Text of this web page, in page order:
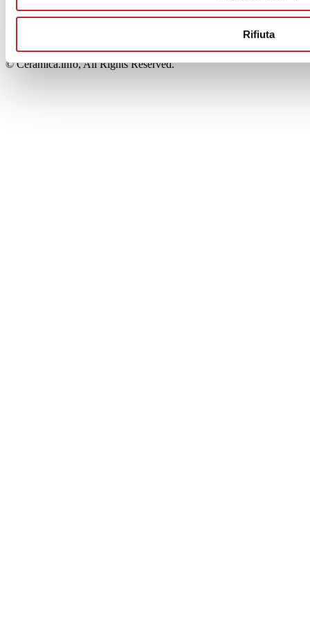
Rifiuta
00853700367
Iscrizione al Registro delle Imprese: REA Modena 189678
© Ceramica.info, All Rights Reserved.